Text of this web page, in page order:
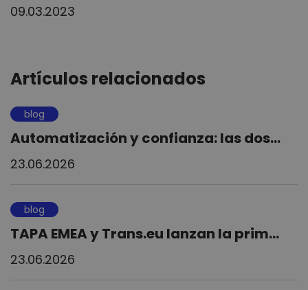
09.03.2023
Artículos relacionados
blog
Automatización y confianza: las dos...
23.06.2026
blog
TAPA EMEA y Trans.eu lanzan la prim...
23.06.2026